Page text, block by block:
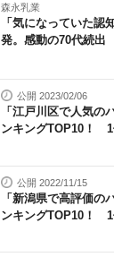
森永乳業
「気になっていた
発。感動の70代続出
公開 2023/02/06
「江戸川区で人気の
ンキングTOP10！
公開 2022/11/15
「新潟県で高評価の
ンキングTOP10！